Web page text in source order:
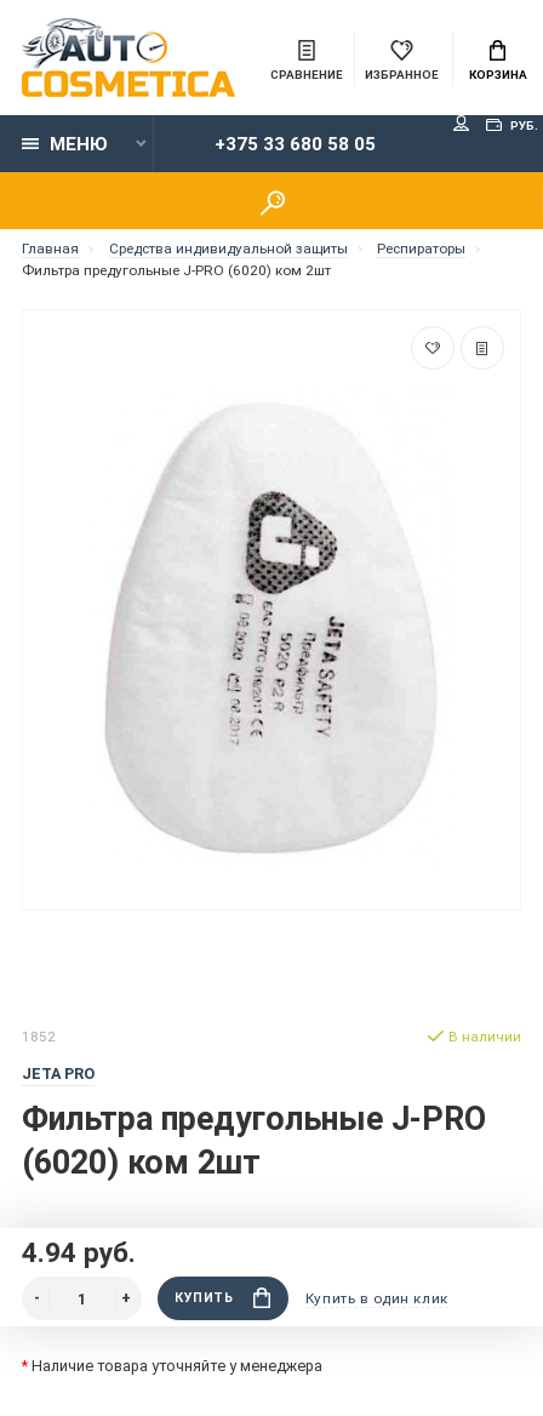
СРАВНЕНИЕ ИЗБРАННОЕ КОРЗИНА
МЕНЮ +375 33 680 58 05
РУБ.
Главная Средства индивидуальной защиты
Респираторы
Фильтра предугольные J-PRO (6020) ком 2шт
1852
JETA PRO
Фильтра предугольные J-PRO
(6020) ком 2шт
В наличии
4.94 руб.
КУПИТЬ Купить в один клик
* Наличие товара уточняйте у менеджера